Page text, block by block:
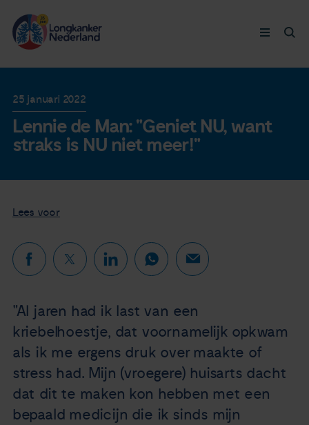
Nieuws
Agenda
Over ons
Longkanker
Leven met
Thymuskankers
Steun ons
25 januari 2022
Lennie de Man: "Geniet NU, want
straks is NU niet meer!"
Lees voor
"Al jaren had ik last van een
kriebelhoestje, dat voornamelijk opkwam
als ik me ergens druk over maakte of
stress had. Mijn (vroegere) huisarts dacht
dat dit te maken kon hebben met een
bepaald medicijn die ik sinds mijn